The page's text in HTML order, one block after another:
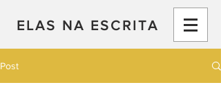
ELAS NA ESCRITA
Post